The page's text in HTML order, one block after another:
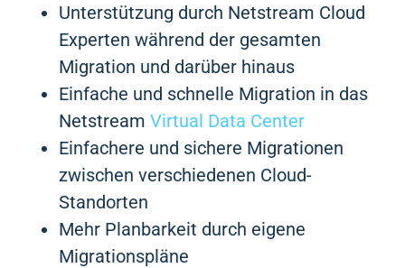
Unterstützung durch Netstream Cloud
Experten während der gesamten
Migration und darüber hinaus
Einfache und schnelle Migration in das
Netstream Virtual Data Center
Einfachere und sichere Migrationen
zwischen verschiedenen Cloud-
Standorten
Mehr Planbarkeit durch eigene
Migrationspläne